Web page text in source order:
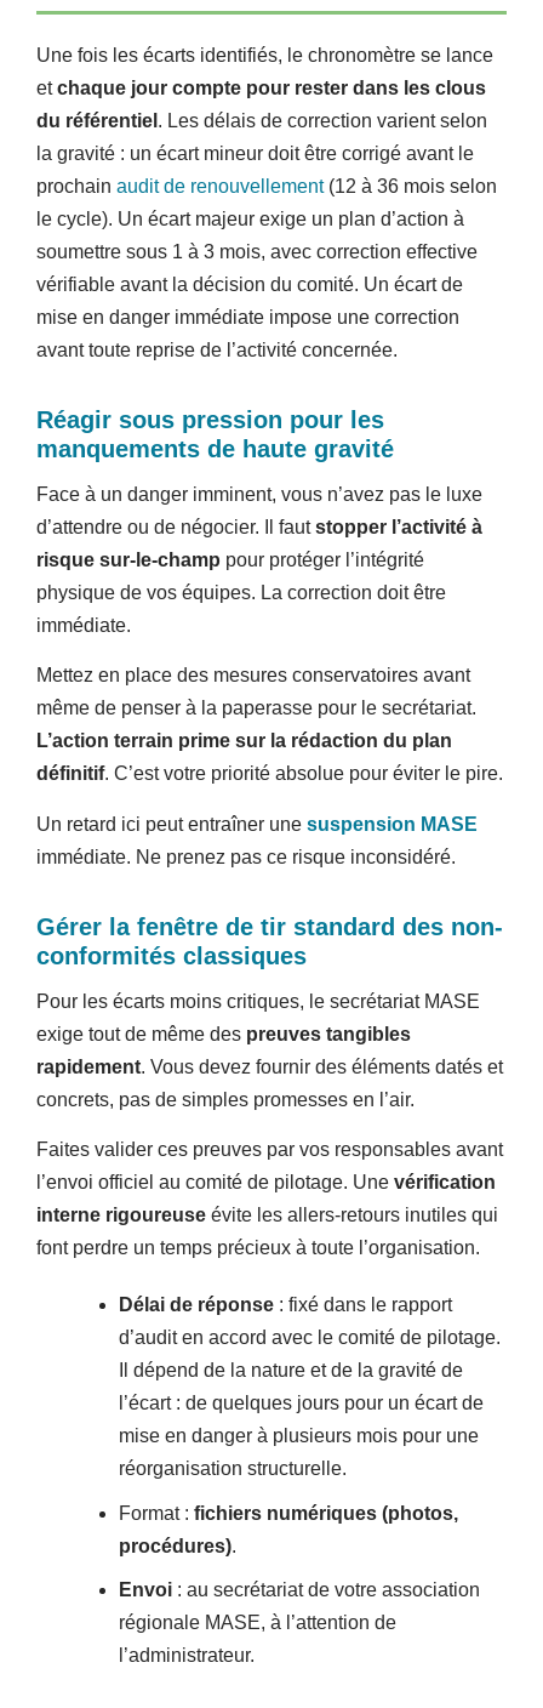
Une fois les écarts identifiés, le chronomètre se lance
etchaque jour compte pour rester dans les clous
du référentiel . Les délais de correction varient selon
la gravité : un écart mineur doit être corrigé avant le
prochainaudit de renouvellement(12 à 36 mois selon
le cycle). Un écart majeur exige un plan d’action à
soumettre sous 1 à 3 mois, avec correction effective
vérifiable avant la décision du comité. Un écart de
mise en danger immédiate impose une correction
avant toute reprise de l’activité concernée.
Réagir sous pression pour les
manquements de haute gravité
Face à un danger imminent, vous n’avez pas le luxe
d’attendre ou de négocier. Il fautstopper l’activité à
risque sur-le-champ pour protéger l’intégrité
physique de vos équipes. La correction doit être
immédiate.
Mettez en place des mesures conservatoires avant
même de penser à la paperasse pour le secrétariat.
L’action terrain prime sur la rédaction du plan
définitif. C’est votre priorité absolue pour éviter le pire.
Un retard ici peut entraîner unesuspension MASE
immédiate. Ne prenez pas ce risque inconsidéré.
Gérer la fenêtre de tir standard des non-
conformités classiques
Pour les écarts moins critiques, le secrétariat MASE
exige tout de même des preuves tangibles
rapidement. Vous devez fournir des éléments datés et
concrets, pas de simples promesses en l’air.
Faites valider ces preuves par vos responsables avant
l’envoi officiel au comité de pilotage. Unevérification
interne rigoureuse évite les allers-retours inutiles qui
font perdre un temps précieux à toute l’organisation.
Délai de réponse : fixé dans le rapport
d’audit en accord avec le comité de pilotage.
Il dépend de la nature et de la gravité de
l’écart : de quelques jours pour un écart de
mise en danger à plusieurs mois pour une
réorganisation structurelle.
Format :fichiers numériques (photos,
procédures).
Envoi : au secrétariat de votre association
régionale MASE, à l’attention de
l’administrateur.